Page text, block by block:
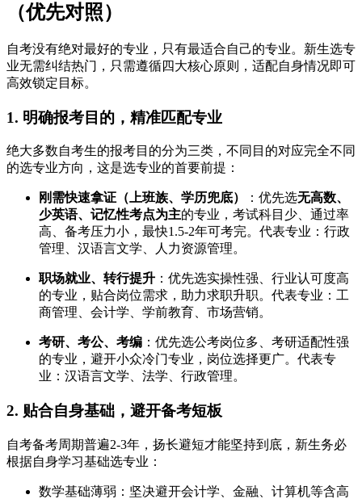
（优先对照）
自考没有绝对最好的专业，只有最适合自己的专业。新生选专
业无需纠结热门，只需遵循四大核心原则，适配自身情况即可
高效锁定目标。
1. 明确报考目的，精准匹配专业
绝大多数自考生的报考目的分为三类，不同目的对应完全不同
的选专业方向，这是选专业的首要前提：
刚需快速拿证（上班族、学历兜底） ：优先选无高数、
少英语、记忆性考点为主的专业，考试科目少、通过率
高、备考压力小，最快1.5-2年可考完。代表专业：行政
管理、汉语言文学、人力资源管理。
职场就业、转行提升 ：优先选实操性强、行业认可度高
的专业，贴合岗位需求，助力求职升职。代表专业：工
商管理、会计学、学前教育、市场营销。
考研、考公、考编 ：优先选公考岗位多、考研适配性强
的专业，避开小众冷门专业，岗位选择更广。代表专
业：汉语言文学、法学、行政管理。
2. 贴合自身基础，避开备考短板
自考备考周期普遍2-3年，扬长避短才能坚持到底，新生务必
根据自身学习基础选专业：
数学基础薄弱：坚决避开会计学、金融、计算机等含高